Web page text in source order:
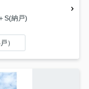
S(納戸)
）